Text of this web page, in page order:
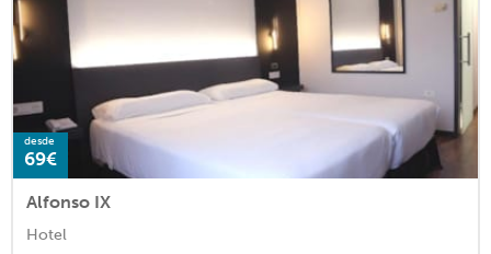
desde
69€
Alfonso IX
Hotel